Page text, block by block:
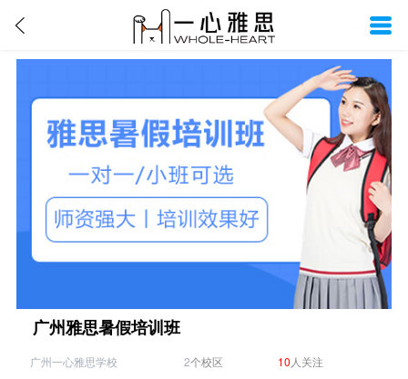
广州雅思暑假培训班
广州一心雅思学校 2个校区 10 人关注